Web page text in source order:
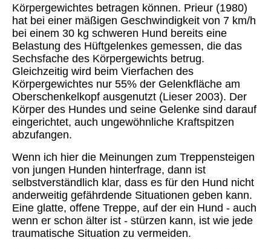
Körpergewichtes betragen können. Prieur (1980)
hat bei einer mäßigen Geschwindigkeit von 7 km/h
bei einem 30 kg schweren Hund bereits eine
Belastung des Hüftgelenkes gemessen, die das
Sechsfache des Körpergewichts betrug.
Gleichzeitig wird beim Vierfachen des
Körpergewichtes nur 55% der Gelenkfläche am
Oberschenkelkopf ausgenutzt (Lieser 2003). Der
Körper des Hundes und seine Gelenke sind darauf
eingerichtet, auch ungewöhnliche Kraftspitzen
abzufangen.
Wenn ich hier die Meinungen zum Treppensteigen
von jungen Hunden hinterfrage, dann ist
selbstverständlich klar, dass es für den Hund nicht
anderweitig gefährdende Situationen geben kann.
Eine glatte, offene Treppe, auf der ein Hund - auch
wenn er schon älter ist - stürzen kann, ist wie jede
traumatische Situation zu vermeiden.